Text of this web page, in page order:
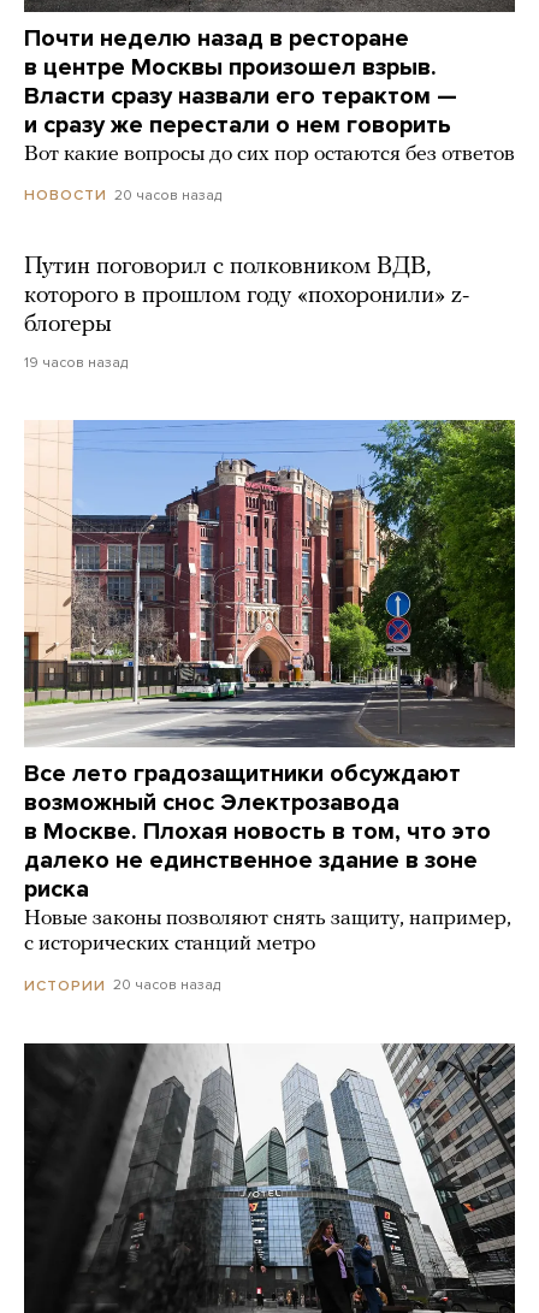
Почти неделю назад в ресторане
в центре Москвы произошел взрыв.
Власти сразу назвали его терактом —
и сразу же перестали о нем говорить
Вот какие вопросы до сих пор остаются без ответов
НОВОСТИ 20 часов назад
Путин поговорил с полковником ВДВ,
которого в прошлом году «похоронили» z-
блогеры
19 часов назад
Все лето градозащитники обсуждают
возможный снос Электрозавода
в Москве. Плохая новость в том, что это
далеко не единственное здание в зоне
риска
Новые законы позволяют снять защиту, например,
с исторических станций метро
ИСТОРИИ 20 часов назад